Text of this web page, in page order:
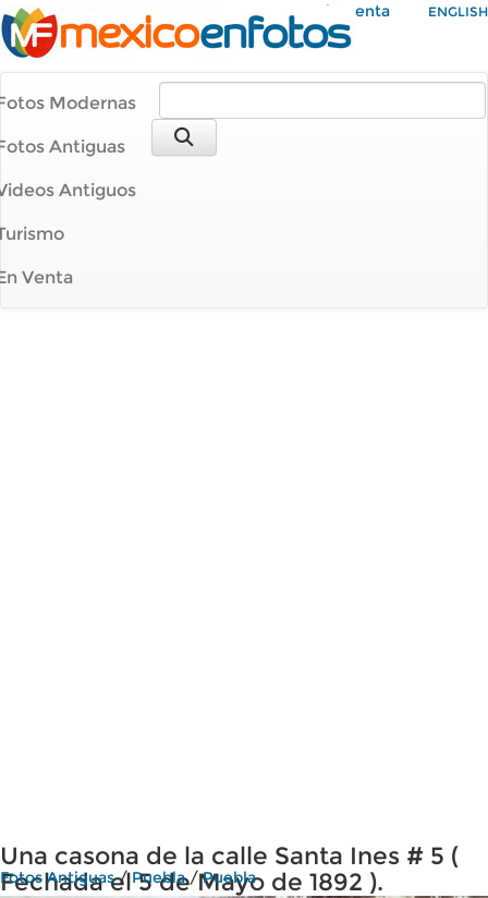
Mi Cuenta ENGLISH
Modernas
Antiguas
Antiguos
Venta
Una casona de la calle Santa Ines # 5 (
Fechada el 5 de Mayo de 1892 ).
Fotos Antiguas/Puebla/Puebla